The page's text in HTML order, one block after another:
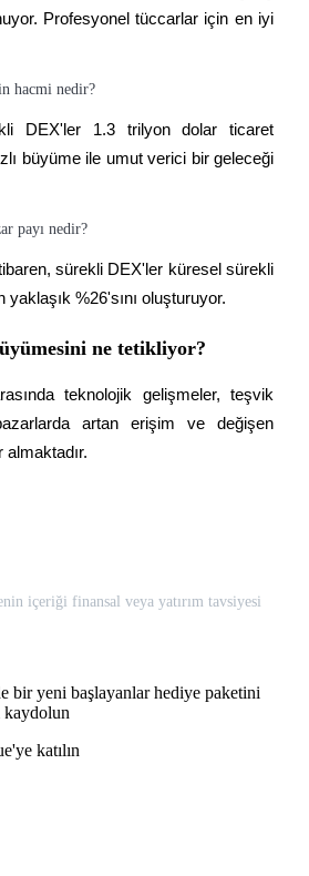
Profesyonel tüccarlar için en iyi
hacmi nedir?
DEX'ler 1.3 trilyon dolar ticaret
büyüme ile umut verici bir geleceği
payı nedir?
sürekli DEX'ler küresel sürekli
yaklaşık %26'sını oluşturuyor.
ne tetikliyor?
teknolojik gelişmeler, teşvik
artan erişim ve değişen
içeriği finansal veya yatırım tavsiyesi
bir yeni başlayanlar hediye paketini
kaydolun
katılın